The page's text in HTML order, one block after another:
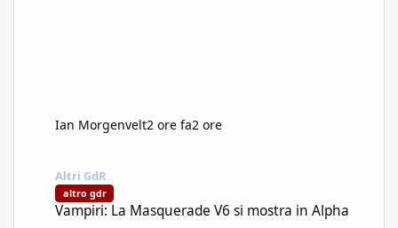
Ian Morgenvelt2 ore fa2 ore
Altri GdR
altro gdr
Vampiri: La Masquerade V6 si mostra in Alpha